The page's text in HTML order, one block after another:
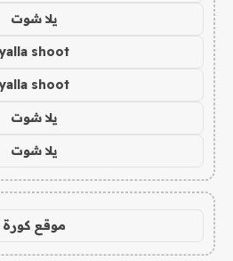
يلا شوت
shoot
shoot
يلا شوت
يلا شوت
موقع كورة